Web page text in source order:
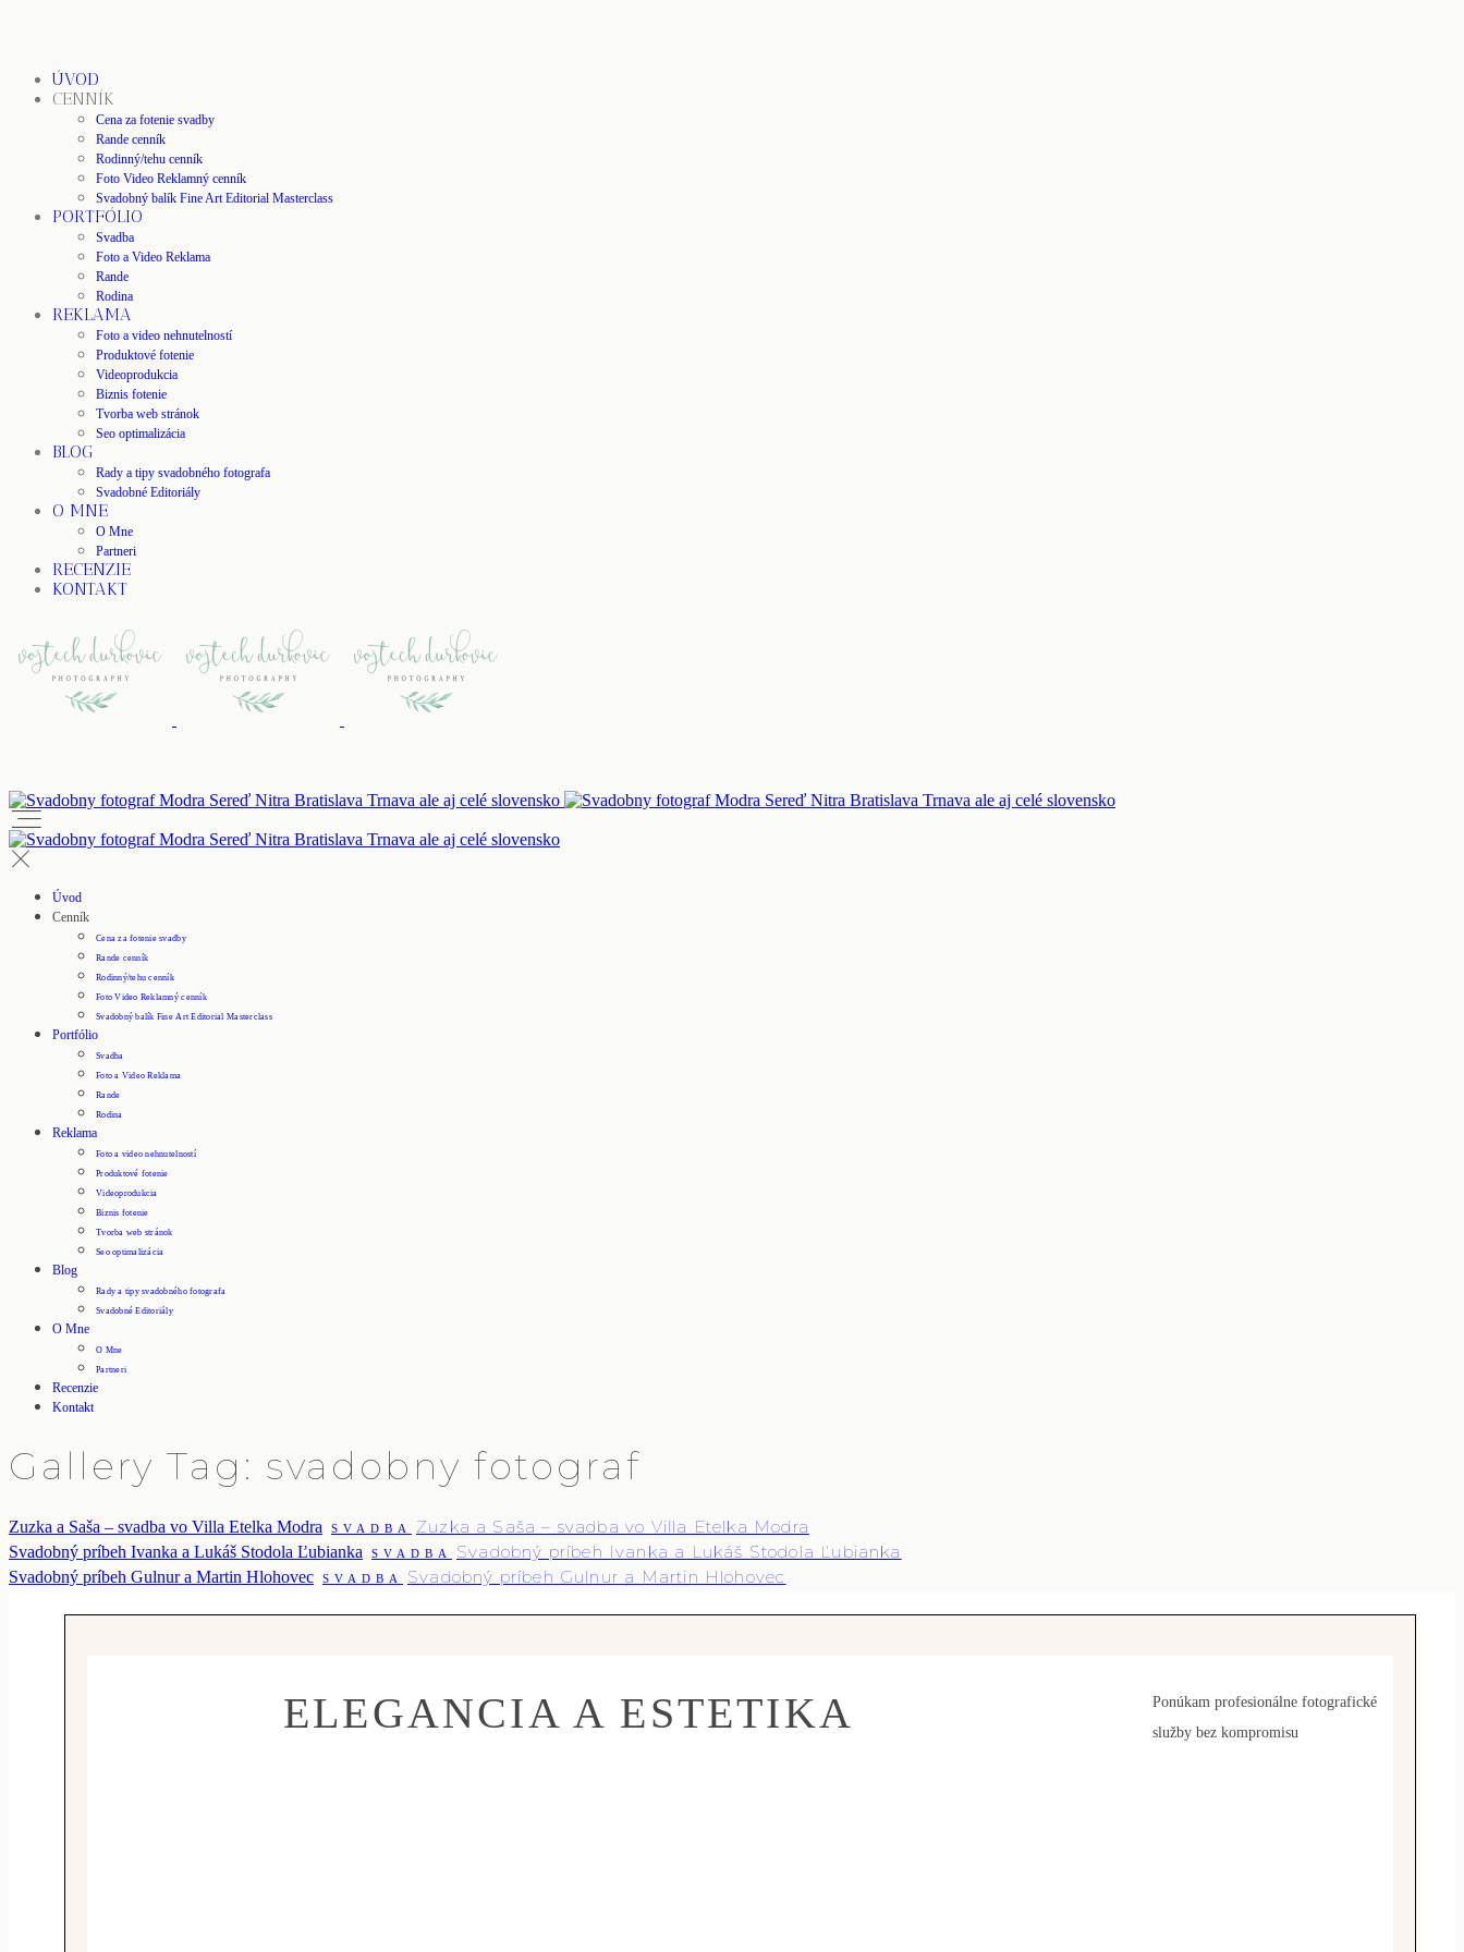
ÚVOD
CENNÍK
Cena za fotenie svadby
Rande cenník
Rodinný/tehu cenník
Foto Video Reklamný cenník
Svadobný balík Fine Art Editorial Masterclass
PORTFÓLIO
Svadba
Foto a Video Reklama
Rande
Rodina
REKLAMA
Foto a video nehnutelností
Produktové fotenie
Videoprodukcia
Biznis fotenie
Tvorba web stránok
Seo optimalizácia
BLOG
Rady a tipy svadobného fotografa
Svadobné Editoriály
O MNE
O Mne
Partneri
RECENZIE
KONTAKT
Úvod
Cenník
Cena za fotenie svadby
Rande cenník
Rodinný/tehu cenník
Foto Video Reklamný cenník
Svadobný balík Fine Art Editorial Masterclass
Portfólio
Svadba
Foto a Video Reklama
Rande
Rodina
Reklama
Foto a video nehnutelností
Produktové fotenie
Videoprodukcia
Biznis fotenie
Tvorba web stránok
Seo optimalizácia
Blog
Rady a tipy svadobného fotografa
Svadobné Editoriály
O Mne
O Mne
Partneri
Recenzie
Kontakt
Gallery Tag: svadobny fotograf
Zuzka a Saša – svadba vo Villa Etelka Modra SVADBA Zuzka a Saša – svadba vo Villa Etelka Modra
Svadobný príbeh Ivanka a Lukáš Stodola Ľubianka SVADBA Svadobný príbeh Ivanka a Lukáš Stodola Ľubianka
Svadobný príbeh Gulnur a Martin Hlohovec SVADBA Svadobný príbeh Gulnur a Martin Hlohovec
Ponúkam profesionálne fotografické
služby bez kompromisu
ELEGANCIA A ESTETIKA